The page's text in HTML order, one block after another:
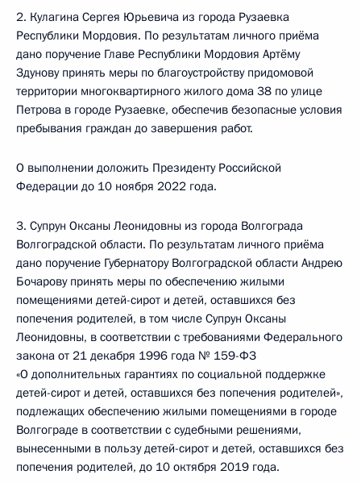
2. Кулагина Сергея Юрьевича из города Рузаевка
Республики Мордовия. По результатам личного приёма
дано поручение Главе Республики Мордовия Артёму
Здунову принять меры по благоустройству придомовой
территории многоквартирного жилого дома 38 по улице
Петрова в городе Рузаевке, обеспечив безопасные условия
пребывания граждан до завершения работ.
О выполнении доложить Президенту Российской
Федерации до 10 ноября 2022 года.
3. Супрун Оксаны Леонидовны из города Волгограда
Волгоградской области. По результатам личного приёма
дано поручение Губернатору Волгоградской области Андрею
Бочарову принять меры по обеспечению жилыми
помещениями детей-сирот и детей, оставшихся без
попечения родителей, в том числе Супрун Оксаны
Леонидовны, в соответствии с требованиями Федерального
закона от 21 декабря 1996 года № 159-ФЗ
«О дополнительных гарантиях по социальной поддержке
детей-сирот и детей, оставшихся без попечения родителей»,
подлежащих обеспечению жилыми помещениями в городе
Волгограде в соответствии с судебными решениями,
вынесенными в пользу детей-сирот и детей, оставшихся без
попечения родителей, до 10 октября 2019 года.